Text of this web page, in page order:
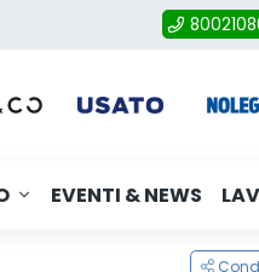
EVENTI & NEWS